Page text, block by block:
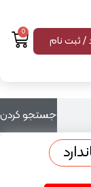
/ ثبت نام
0
جستجو کردن